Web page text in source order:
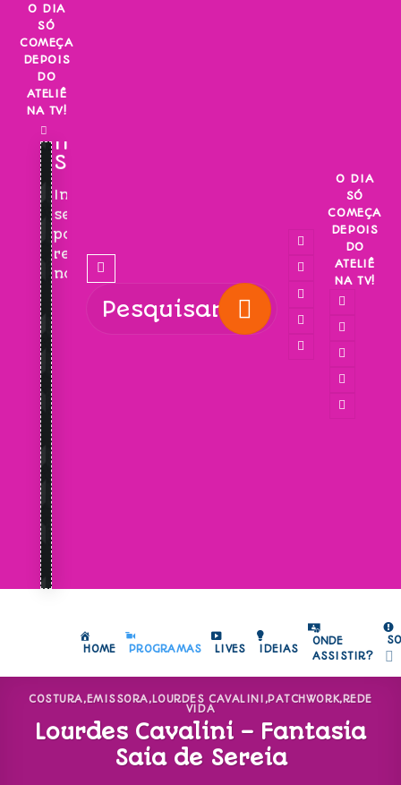
Skip
content
O DIA
SÓ
COMEÇA
DEPOIS
DO
ATELIÊ
NA TV!
INSCREVA-
SE!
Inscreva-
se
para
receber
novidades!
O DIA
SÓ
COMEÇA
DEPOIS
DO
ATELIÊ
NA TV!
HOME PROGRAMAS LIVES IDEIAS
ONDE
ASSISTIR?
COSTURA, EMISSORA, LOURDES CAVALINI ,PATCHWORK,REDE
VIDA
Lourdes Cavalini – Fantasia
Saia de Sereia